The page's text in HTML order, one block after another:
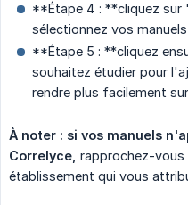
**Étape 4 : **cliquez sur
sélectionnez vos manuels
**Étape 5 : **cliquez
souhaitez étudier pour
rendre plus facilement
À noter : si vos manuels
Correlyce, rapprochez-vous
établissement qui vous